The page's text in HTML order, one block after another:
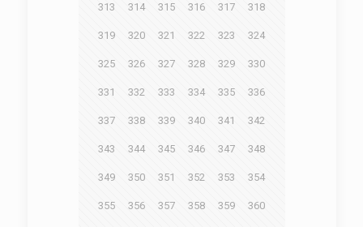
313 314 315 316 317 318
319 320 321 322 323 324
325 326 327 328 329 330
331 332 333 334 335 336
337 338 339 340 341 342
343 344 345 346 347 348
349 350 351 352 353 354
355 356 357 358 359 360